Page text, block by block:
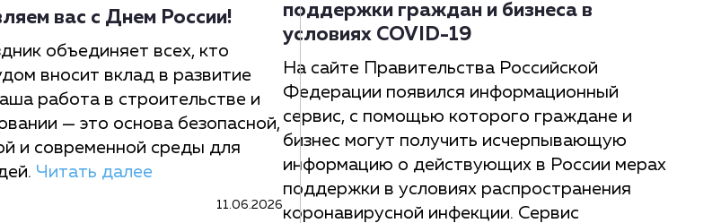
вас с Днем России!
объединяет всех, кто
вносит вклад в развитие
работа в строительстве и
— это основа безопасной,
и современной среды для
Читать далее
11.06.2026
поддержки граждан и бизнеса в
условиях COVID-19
На сайте Правительства Российской
Федерации появился информационный
сервис, с помощью которого граждане и
бизнес могут получить исчерпывающую
информацию о действующих в России мерах
поддержки в условиях распространения
коронавирусной инфекции. Сервис